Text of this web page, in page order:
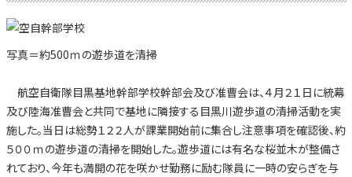
写真＝約500ｍの遊歩道を清掃
航空自衛隊目黒基地幹部学校幹部会及び准曹会は、４月２１日に統幕
及び陸海准曹会と共同で基地に隣接する目黒川遊歩道の清掃活動を実
施した。当日は総勢１２２人が課業開始前に集合し注意事項を確認後、約
５００ｍの遊歩道の清掃を開始した。遊歩道には有名な桜並木が整備さ
れており、今年も満開の花を咲かせ勤務に励む隊員に一時の安らぎを与